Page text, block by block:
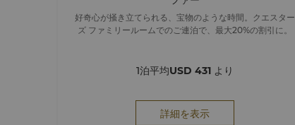
好奇心が掻き立てられる、宝物のような時間。クエスター
ズ ファミリールームでのご連泊で、最大20%の割引に。
1泊平均USD 431 より
詳細を表示